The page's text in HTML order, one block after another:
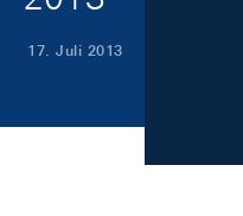
17. Juli 2013